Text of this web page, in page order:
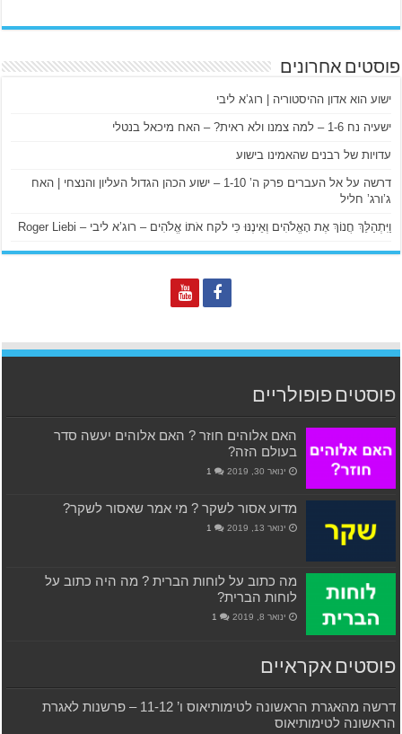
פוסטים אחרונים
ישוע הוא אדון ההיסטוריה | רוג’א ליבי
ישעיה נח 1-6 – למה צמנו ולא ראית? – האח מיכאל בנטלי
עדויות של רבנים שהאמינו בישוע
דרשה על אל העברים פרק ה’ 1-10 – ישוע הכהן הגדול העליון והנצחי | האח
ג’ורג’ חליל
וַיִּתְהַלֵּךְ חֲנוֹךְ אֶת הָאֱלֹהִים וְאֵינֶנּוּ כִּי לקח אֹתוֹ אֱלֹהִים – רוג’א ליבי – Roger Liebi
פוסטים פופולריים
האם אלוהים חוזר ? האם אלוהים יעשה סדר
בעולם הזה?
ינואר 30, 2019 1
מדוע אסור לשקר ? מי אמר שאסור לשקר?
ינואר 13, 2019 1
מה כתוב על לוחות הברית ? מה היה כתוב על
לוחות הברית?
ינואר 8, 2019 1
פוסטים אקראיים
דרשה מהאגרת הראשונה לטימותיאוס ו’ 11-12 – פרשנות לאגרת
הראשונה לטימותיאוס